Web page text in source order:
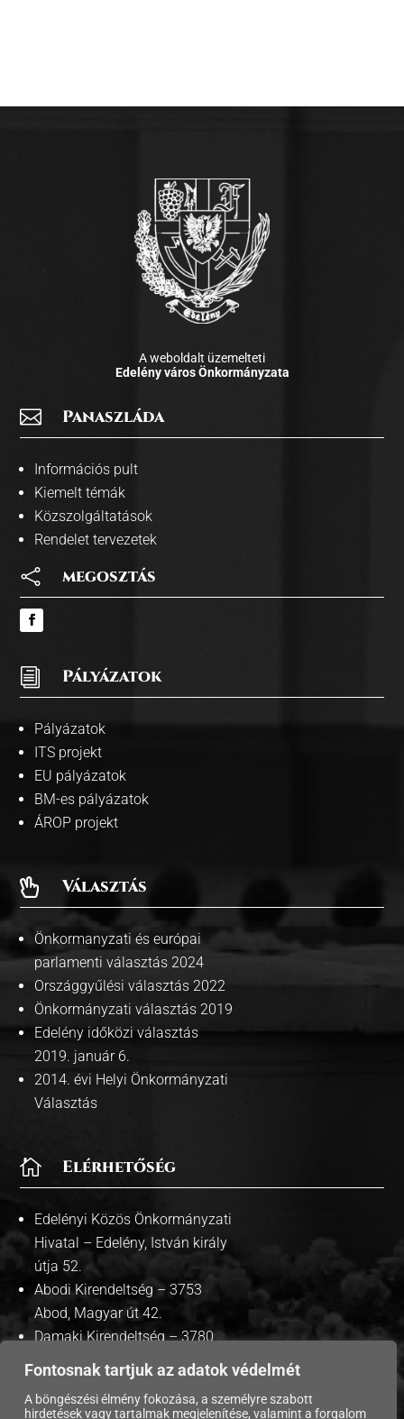
Fontosnak tartjuk az adatok védelmét
A böngészési élmény fokozása, a személyre szabott
hirdetések vagy tartalmak megjelenítése, valamint a forgalom
A weboldalt üzemelteti
Edelény város Önkormányzata
 Panaszláda
Információs pult
Kiemelt témák
Közszolgáltatások
Rendelet tervezetek
 megosztás
i Pályázatok
Pályázatok
ITS projekt
EU pályázatok
BM-es pályázatok
ÁROP projekt
 Választás
Önkormanyzati és európai
parlamenti választás 2024
Országgyűlési választás 2022
Önkormányzati választás 2019
Edelény időközi választás
2019. január 6.
2014. évi Helyi Önkormányzati
Választás
 Elérhetőség
Edelényi Közös Önkormányzati
Hivatal – Edelény, István király
útja 52.
Abodi Kirendeltség – 3753
Abod, Magyar út 42.
Damaki Kirendeltség – 3780
Damak, Szabadság út 35.